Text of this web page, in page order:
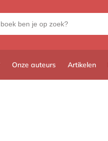
Onze auteurs Artikelen